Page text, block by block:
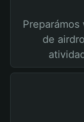
de